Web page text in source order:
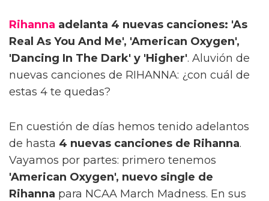
Rihanna adelanta 4 nuevas canciones: 'As
Real As You And Me', 'American Oxygen',
'Dancing In The Dark' y 'Higher'. Aluvión de
nuevas canciones de RIHANNA: ¿con cuál de
estas 4 te quedas?
En cuestión de días hemos tenido adelantos
de hasta 4 nuevas canciones de Rihanna.
Vayamos por partes: primero tenemos
'American Oxygen', nuevo single de
Rihanna para NCAA March Madness. En sus